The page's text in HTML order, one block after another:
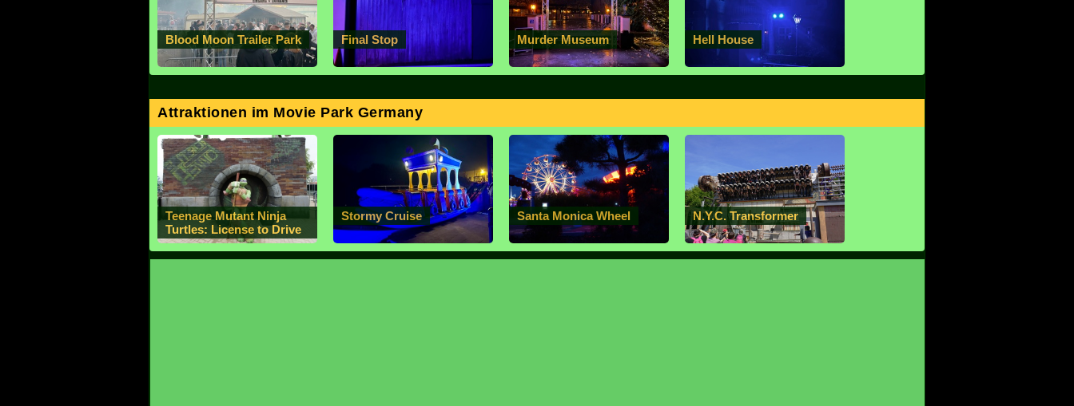
Blood Moon Trailer Park Final Stop Murder Museum Hell House
Attraktionen im Movie Park Germany
Teenage Mutant Ninja
Turtles: License to Drive
Stormy Cruise Santa Monica Wheel N.Y.C. Transformer